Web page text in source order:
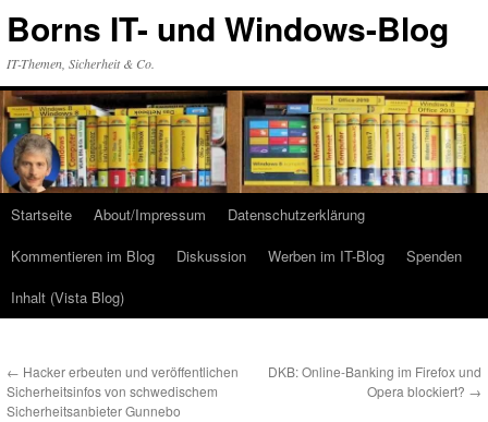
Inhalt
Borns IT- und Windows-Blog
IT-Themen, Sicherheit & Co.
Startseite About/Impressum
Datenschutzerklärung
Kommentieren im Blog
Diskussion Werben im IT-Blog
Spenden
Inhalt (Vista Blog)
← Hacker erbeuten und veröffentlichen
Sicherheitsinfos von schwedischem
Sicherheitsanbieter Gunnebo
DKB: Online-Banking im Firefox und
Opera blockiert? →